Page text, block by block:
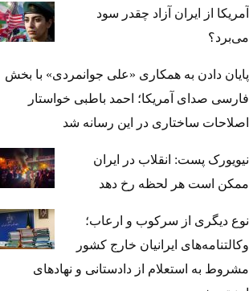
آمریکا از ایران آزاد چقدر سود
می‌برد؟
پایان دادن به همکاری «علی جوانمردی» با بخش
فارسی صدای آمریکا؛ احمد باطبی خواستار
اصلاحات ساختاری در این رسانه شد
نیویورک پست: انقلاب در ایران
ممکن است هر لحظه رخ دهد
نوع دیگری از سرکوب و ارعاب؛
وکالتنامه‌های ایرانیان خارج کشور
مشروط به استعلام از دادستانی و نهادهای